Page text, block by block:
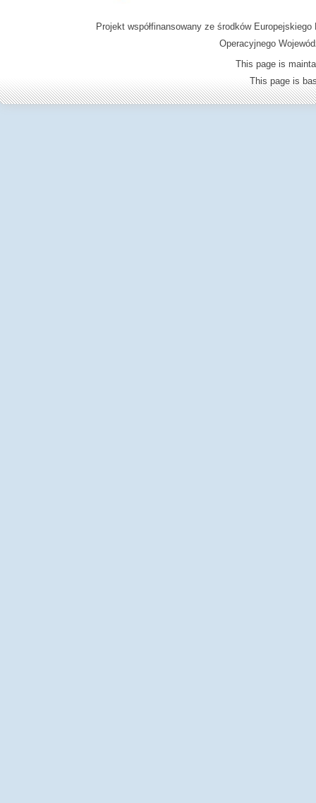
Projekt współfinansowany ze środków
Operacyjnego
This page is
This page is